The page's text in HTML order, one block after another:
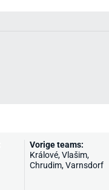
Vorige teams:
Králové, Vlašim,
Chrudim, Varnsdorf